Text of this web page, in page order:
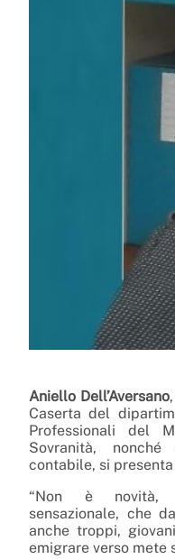
Aniello Dell’Aversano
Caserta del
Professionali del
Sovranità,
contabile, si
“Non è novità,
sensazionale, che
anche troppi,
emigrare verso mete